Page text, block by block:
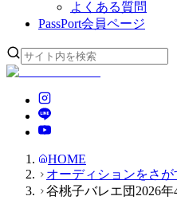
よくある質問
PassPort会員ページ
HOME
オーディションをさが
谷桃子バレエ団2026